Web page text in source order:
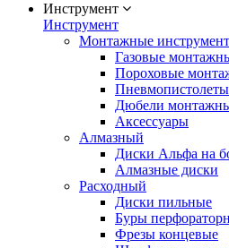
Инструмент
Инструмент
Монтажные
Газовые
Пороховые
Пневмопистолеты
Дюбели
Аксессуары
Алмазный
Диски Альфа на
Алмазные диски
Расходный
Диски пильные
Буры
Фрезы концевые